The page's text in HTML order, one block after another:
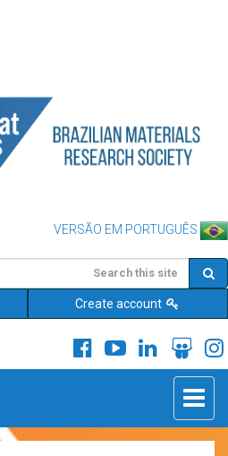
VERSÃO EM PORTUGUÊS
Create account
Toggle